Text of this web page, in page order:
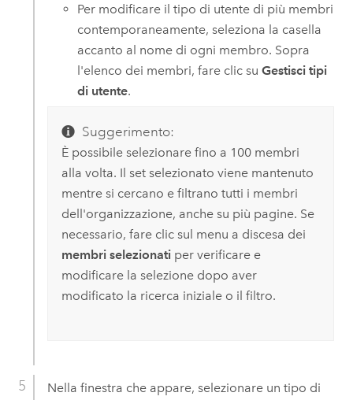
Per modificare il tipo di utente di più membri
contemporaneamente, seleziona la casella
accanto al nome di ogni membro. Sopra
l'elenco dei membri, fare clic suGestisci tipi
di utente.
Suggerimento:
È possibile selezionare fino a 100 membri
alla volta. Il set selezionato viene mantenuto
mentre si cercano e filtrano tutti i membri
dell'organizzazione, anche su più pagine. Se
necessario, fare clic sul menu a discesa dei
membri selezionatiper verificare e
modificare la selezione dopo aver
modificato la ricerca iniziale o il filtro.
Nella finestra che appare, selezionare un tipo di